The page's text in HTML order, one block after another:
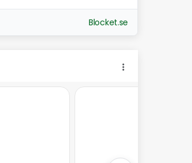
Blocket.se